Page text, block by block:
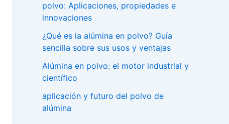
polvo: Aplicaciones, propiedades e
innovaciones
¿Qué es la alúmina en polvo? Guía
sencilla sobre sus usos y ventajas
Alúmina en polvo: el motor industrial y
científico
aplicación y futuro del polvo de
alúmina